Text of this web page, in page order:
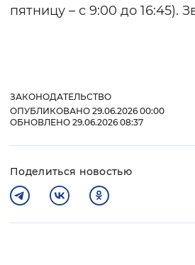
пятницу – с 9:00 до 16:45).
ЗАКОНОДАТЕЛЬСТВО
ОПУБЛИКОВАНО 29.06.2026 00:00
ОБНОВЛЕНО 29.06.2026 08:37
Поделиться новостью